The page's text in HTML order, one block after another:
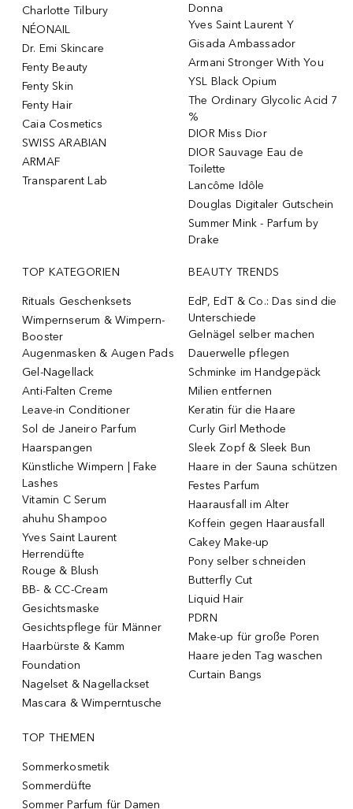
Charlotte Tilbury
NÉONAIL
Dr. Emi Skincare
Fenty Beauty
Fenty Skin
Fenty Hair
Caia Cosmetics
SWISS ARABIAN
ARMAF
Transparent Lab
Donna
Yves Saint Laurent Y
Gisada Ambassador
Armani Stronger With You
YSL Black Opium
The Ordinary Glycolic Acid 7
%
DIOR Miss Dior
DIOR Sauvage Eau de
Toilette
Lancôme Idôle
Douglas Digitaler Gutschein
Summer Mink - Parfum by
Drake
TOP KATEGORIEN
Rituals Geschenksets
Wimpernserum & Wimpern-
Booster
Augenmasken & Augen Pads
Gel-Nagellack
Anti-Falten Creme
Leave-in Conditioner
Sol de Janeiro Parfum
Haarspangen
Künstliche Wimpern | Fake
Lashes
Vitamin C Serum
ahuhu Shampoo
Yves Saint Laurent
Herrendüfte
Rouge & Blush
BB- & CC-Cream
Gesichtsmaske
Gesichtspflege für Männer
Haarbürste & Kamm
Foundation
Nagelset & Nagellackset
Mascara & Wimperntusche
BEAUTY TRENDS
EdP, EdT & Co.: Das sind die
Unterschiede
Gelnägel selber machen
Dauerwelle pflegen
Schminke im Handgepäck
Milien entfernen
Keratin für die Haare
Curly Girl Methode
Sleek Zopf & Sleek Bun
Haare in der Sauna schützen
Festes Parfum
Haarausfall im Alter
Koffein gegen Haarausfall
Cakey Make-up
Pony selber schneiden
Butterfly Cut
Liquid Hair
PDRN
Make-up für große Poren
Haare jeden Tag waschen
Curtain Bangs
TOP THEMEN
Sommerkosmetik
Sommerdüfte
Sommer Parfum für Damen